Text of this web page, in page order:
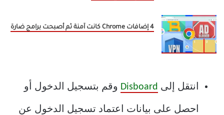
4 إضافات Chrome كانت آمنة ثم أصبحت برامج ضارة
انتقل إلى Disboard وقم بتسجيل الدخول أو
احصل على بيانات اعتماد تسجيل الدخول عن